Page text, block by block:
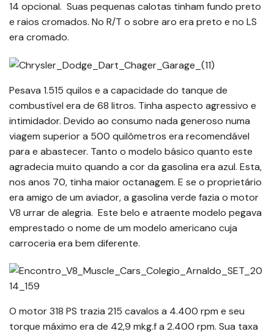
14 opcional. Suas pequenas calotas tinham fundo preto
e raios cromados. No R/T o sobre aro era preto e no LS
era cromado.
Pesava 1.515 quilos e a capacidade do tanque de
combustível era de 68 litros. Tinha aspecto agressivo e
intimidador. Devido ao consumo nada generoso numa
viagem superior a 500 quilômetros era recomendável
para e abastecer. Tanto o modelo básico quanto este
agradecia muito quando a cor da gasolina era azul. Esta,
nos anos 70, tinha maior octanagem. E se o proprietário
era amigo de um aviador, a gasolina verde fazia o motor
V8 urrar de alegria. Este belo e atraente modelo pegava
emprestado o nome de um modelo americano cuja
carroceria era bem diferente.
O motor 318 PS trazia 215 cavalos a 4.400 rpm e seu
torque máximo era de 42,9 mkg.f a 2.400 rpm. Sua taxa